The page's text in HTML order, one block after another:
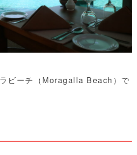
ビーチ（Moragalla Beach）で